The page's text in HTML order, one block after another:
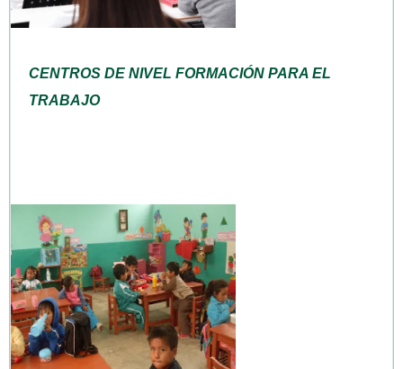
CENTROS DE NIVEL FORMACIÓN PARA EL
TRABAJO